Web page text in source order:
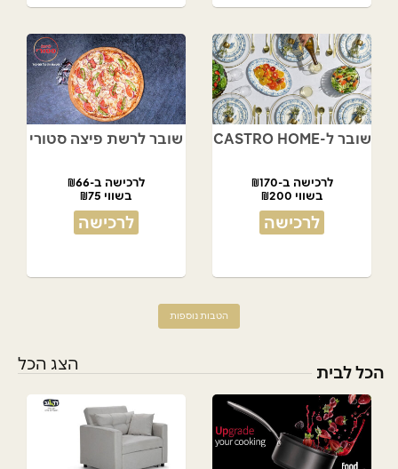
שובר ל-CASTRO HOME
לרכישה ב-₪170
בשווי ₪200
לרכישה
שובר לרשת פיצה סטורי
לרכישה ב-₪66
בשווי ₪75
לרכישה
הטבות נוספות
הכל לבית הצג הכל